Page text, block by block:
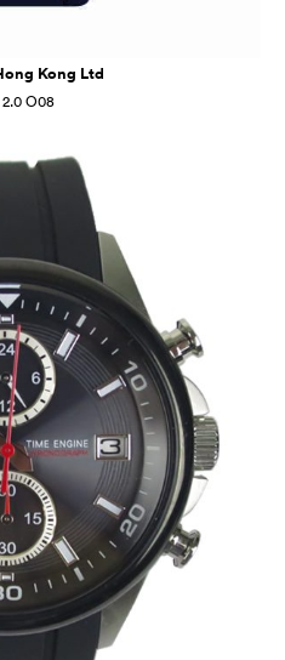
Kong Ltd
O08